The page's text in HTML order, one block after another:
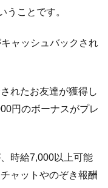
うことです。
ャッシュバックされ
れたお友達が獲得し
円のボーナスがプレ
時給7,000以上可能
ャットやのぞき報酬